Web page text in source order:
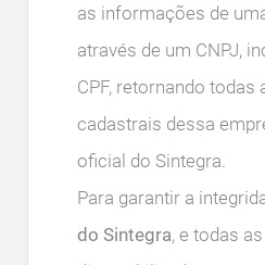
as informações de
através de um CNPJ,
CPF, retornando
cadastrais dessa
oficial do Sintegra.
Para garantir a
do Sintegra, e todas